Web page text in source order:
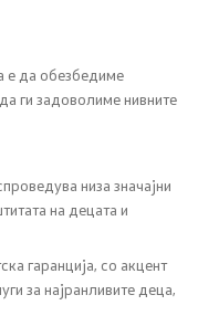
е да обезбедиме
ги задоволиме нивните
низа значајни
на децата и
гаранција, со акцент
за најранливите деца,